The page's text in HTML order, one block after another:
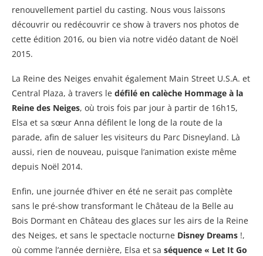
renouvellement partiel du casting. Nous vous laissons
découvrir ou redécouvrir ce show à travers nos photos de
cette édition 2016, ou bien via notre vidéo datant de Noël
2015.
La Reine des Neiges envahit également Main Street U.S.A. et
Central Plaza, à travers le défilé en calèche Hommage à la
Reine des Neiges, où trois fois par jour à partir de 16h15,
Elsa et sa sœur Anna défilent le long de la route de la
parade, afin de saluer les visiteurs du Parc Disneyland. Là
aussi, rien de nouveau, puisque l’animation existe même
depuis Noël 2014.
Enfin, une journée d’hiver en été ne serait pas complète
sans le pré-show transformant le Château de la Belle au
Bois Dormant en Château des glaces sur les airs de la Reine
des Neiges, et sans le spectacle nocturne Disney Dreams !,
où comme l’année dernière, Elsa et sa séquence « Let It Go